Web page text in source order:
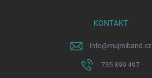
KONTAKT
info@mujmiband.cz
735 899 497